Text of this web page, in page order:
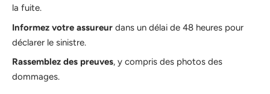
la fuite.
Informez votre assureur dans un délai de 48 heures pour
déclarer le sinistre.
Rassemblez des preuves, y compris des photos des
dommages.